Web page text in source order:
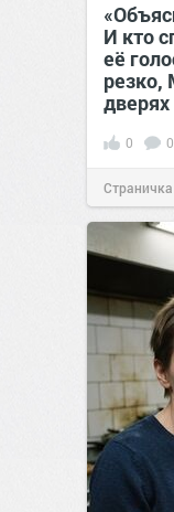
И кто
её
резко,
дверях
0 0
позитива!